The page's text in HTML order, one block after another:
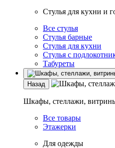
Стулья для кухни и
Все стулья
Стулья барные
Стулья для кухни
Стулья с
Табуреты
Назад
Шкафы, стеллажи,
Все товары
Этажерки
Для одежды